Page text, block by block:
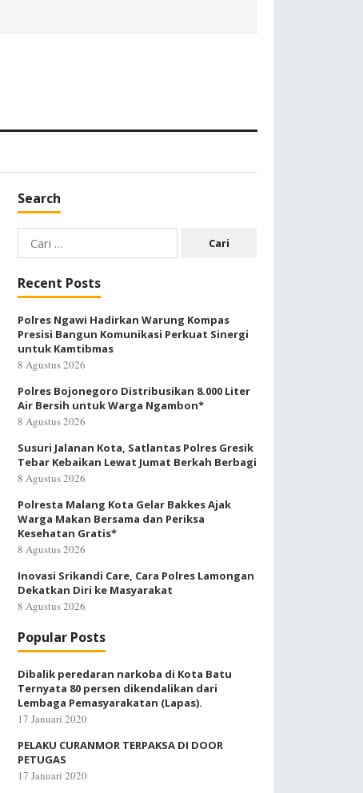
Search
Cari
untuk:
Recent Posts
Polres Ngawi Hadirkan Warung Kompas
Presisi Bangun Komunikasi Perkuat Sinergi
untuk Kamtibmas
8 Agustus 2026
Polres Bojonegoro Distribusikan 8.000 Liter
Air Bersih untuk Warga Ngambon*
8 Agustus 2026
Susuri Jalanan Kota, Satlantas Polres Gresik
Tebar Kebaikan Lewat Jumat Berkah Berbagi
8 Agustus 2026
Polresta Malang Kota Gelar Bakkes Ajak
Warga Makan Bersama dan Periksa
Kesehatan Gratis*
8 Agustus 2026
Inovasi Srikandi Care, Cara Polres Lamongan
Dekatkan Diri ke Masyarakat
8 Agustus 2026
Popular Posts
Dibalik peredaran narkoba di Kota Batu
Ternyata 80 persen dikendalikan dari
Lembaga Pemasyarakatan (Lapas).
17 Januari 2020
PELAKU CURANMOR TERPAKSA DI DOOR
PETUGAS
17 Januari 2020